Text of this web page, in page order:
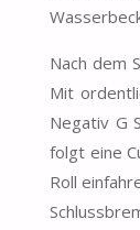
Nach dem
Mit
Negativ G
folgt eine
Roll